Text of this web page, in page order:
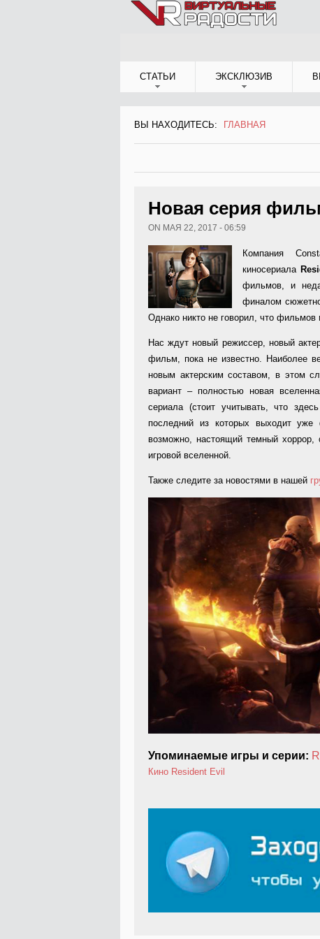
СТАТЬИ ЭКСКЛЮЗИВ
ВЫ НАХОДИТЕСЬ:
ВЫ НАХОДИТЕСЬ
ГЛАВНАЯ
Новая серия
ON МАЯ 22, 2017 - 06:59
Компания
киносериала
фильмов, и
финалом
Однако никто не говорил, что фильмов
Нас ждут новый режиссер, новый
фильм, пока не известно. Наиболее
новым актерским составом, в этом
вариант – полностью новая
сериала (стоит учитывать, что
последний из которых выходит уже
возможно, настоящий темный хоррор,
игровой вселенной.
Также следите за новостями в нашей
Упоминаемые игры и серии:
Кино Resident Evil